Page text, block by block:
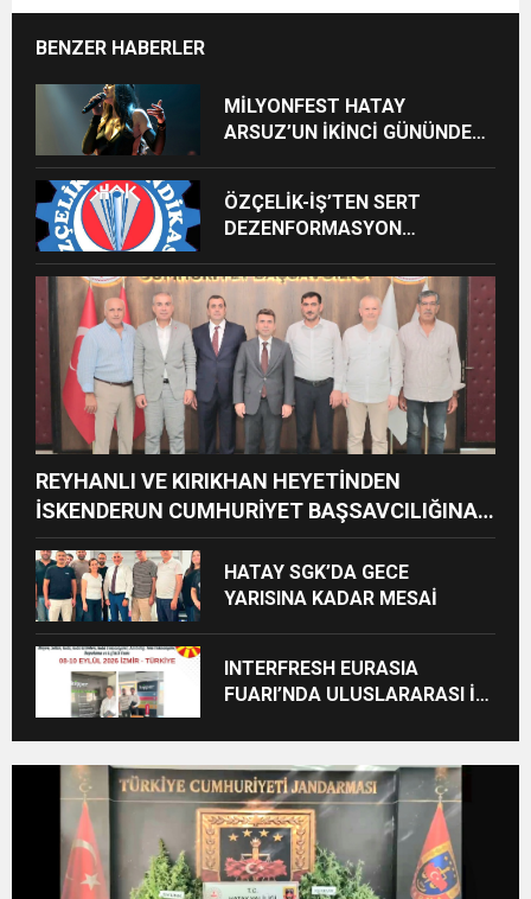
BENZER HABERLER
MİLYONFEST HATAY
ARSUZ’UN İKİNCİ GÜNÜNDE
ÖZÇELİK-İŞ’TEN SERT
DEZENFORMASYON
CEZAİ SÜREÇ BAŞLATILDI”
REYHANLI VE KIRIKHAN HEYETİNDEN
İSKENDERUN CUMHURİYET BAŞSAVCILIĞINA
ZİYARET
HATAY SGK’DA GECE
YARISINA KADAR MESAİ
INTERFRESH EURASIA
FUARI’NDA ULUSLARARASI İŞ
BAŞLADI